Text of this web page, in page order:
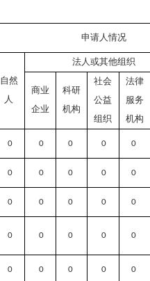
申请人情况
自然
人
法人或其他组织
商业
企业
科研
机构
社会
公益
组织
法律
服务
机构
0 0 0 0 0
0 0 0 0 0
0 0 0 0 0
0 0 0 0 0
0 0 0 0 0